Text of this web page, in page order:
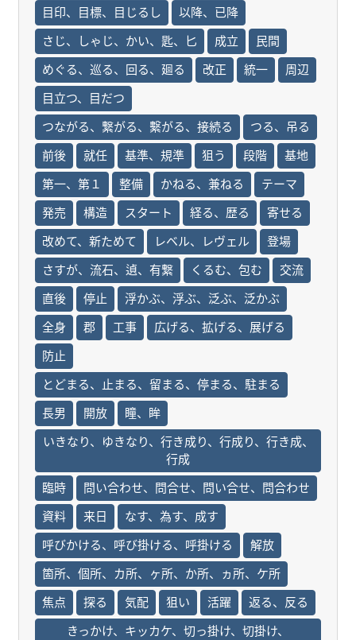
目印、目標、目じるし
以降、已降
さじ、しゃじ、かい、匙、匕
成立
民間
めぐる、巡る、回る、廻る
改正 統一
周辺
目立つ、目だつ
つながる、繋がる、繫がる、接続る
つる、吊る
前後
就任 基準、規準 狙う 段階
基地
第一、第１
整備 かねる、兼ねる
テーマ
発売
構造 スタート 経る、歴る
寄せる
改めて、新ためて
レベル、レヴェル
登場
さすが、流石、遉、有繋
くるむ、包む
交流
直後
停止
浮かぶ、浮ぶ、泛ぶ、泛かぶ
全身
郡 工事
広げる、拡げる、展げる
防止
とどまる、止まる、留まる、停まる、駐まる
長男
開放
瞳、眸
いきなり、ゆきなり、行き成り、行成り、行き成、
行成
臨時
問い合わせ、問合せ、問い合せ、問合わせ
資料
来日
なす、為す、成す
呼びかける、呼び掛ける、呼掛ける
解放
箇所、個所、カ所、ヶ所、か所、ヵ所、ケ所
焦点
探る 気配 狙い 活躍
返る、反る
きっかけ、キッカケ、切っ掛け、切掛け、